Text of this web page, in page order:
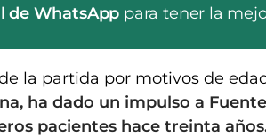
de WhatsApp para tener la
la partida por motivos de
ha dado un impulso a
pacientes hace treinta